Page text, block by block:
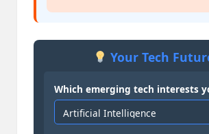
Your Tech
Which emerging tech interests